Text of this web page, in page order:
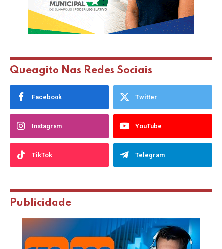
Queagito Nas Redes Sociais
Facebook Twitter
Instagram YouTube
TikTok Telegram
Publicidade